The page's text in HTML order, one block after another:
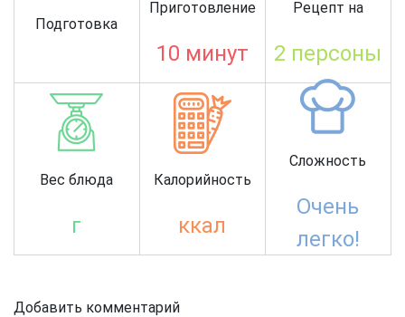
Подготовка
Приготовление
10 минут
Рецепт на
2 персоны
Вес блюда
г
Калорийность
ккал
Сложность
Очень
легко!
Добавить комментарий